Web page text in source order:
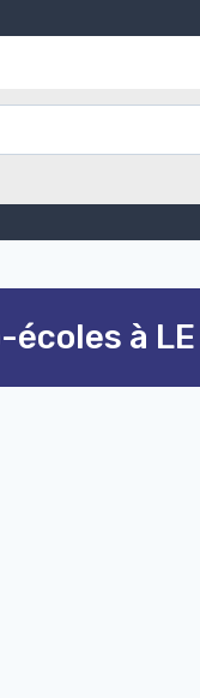
à LE